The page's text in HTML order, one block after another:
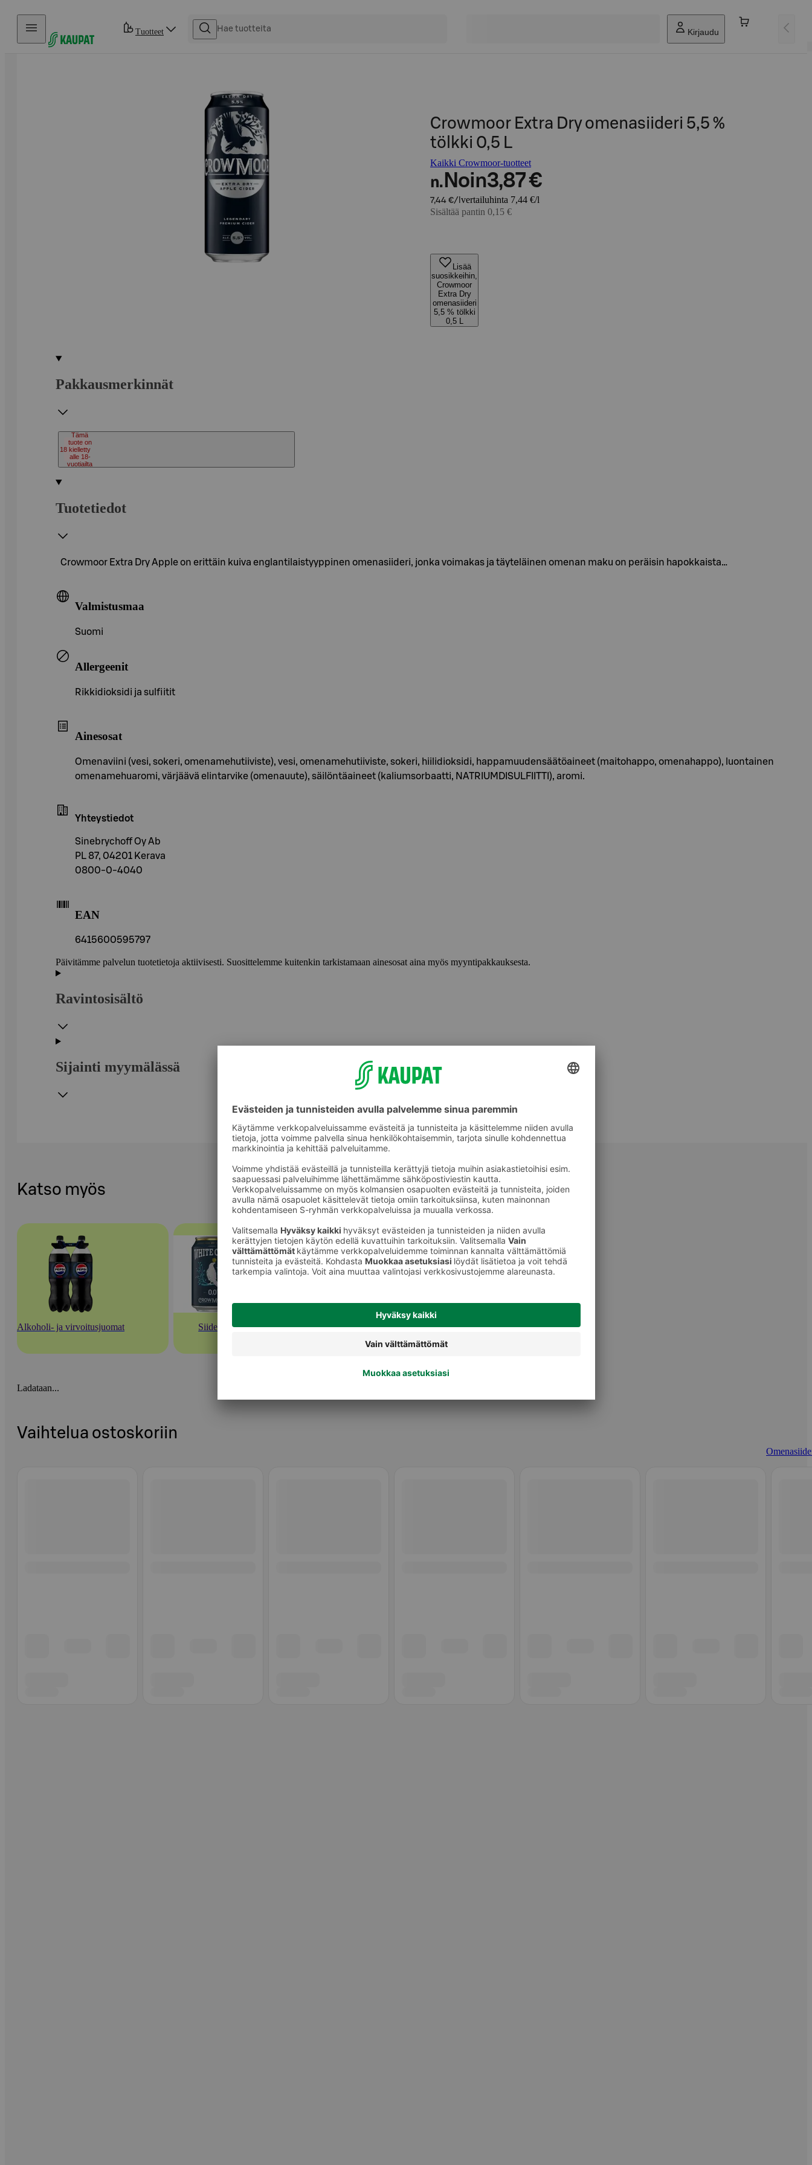
Hyppää sisältöön
Tuotteet Kirjaudu
Crowmoor Extra Dry omenasiideri 5,5 %
tölkki 0,5 L
Kaikki Crowmoor-tuotteet
n. Noin3,87 €
7,44 €/l vertailuhinta 7,44 €/l
Sisältää pantin 0,15 €
Lisää
suosikkeihin,
Crowmoor
Extra Dry
omenasiideri
5,5 % tölkki
0,5 L
Pakkausmerkinnät
18
Tämä
tuote on
kielletty
alle 18-
vuotiailta
Tuotetiedot
Crowmoor Extra Dry Apple on erittäin kuiva englantilaistyyppinen omenasiideri, jonka voimakas ja täyteläinen omenan maku on peräisin hapokkaista…
Valmistusmaa
Suomi
Allergeenit
Rikkidioksidi ja sulfiitit
Ainesosat
Omenaviini (vesi, sokeri, omenamehutiiviste), vesi, omenamehutiiviste, sokeri, hiilidioksidi, happamuudensäätöaineet (maitohappo, omenahappo), luontainen
omenamehuaromi, värjäävä elintarvike (omenauute), säilöntäaineet (kaliumsorbaatti, NATRIUMDISULFIITTI), aromi.
Yhteystiedot
Sinebrychoff Oy Ab
PL 87, 04201 Kerava
0800-0-4040
EAN
6415600595797
Päivitämme palvelun tuotetietoja aktiivisesti. Suosittelemme kuitenkin tarkistamaan ainesosat aina myös myyntipakkauksesta.
Ravintosisältö
Sijainti myymälässä
Katso myös
Alkoholi- ja virvoitusjuomat Siiderit Omenasiiderit
Ladataan...
Vaihtelua ostoskoriin